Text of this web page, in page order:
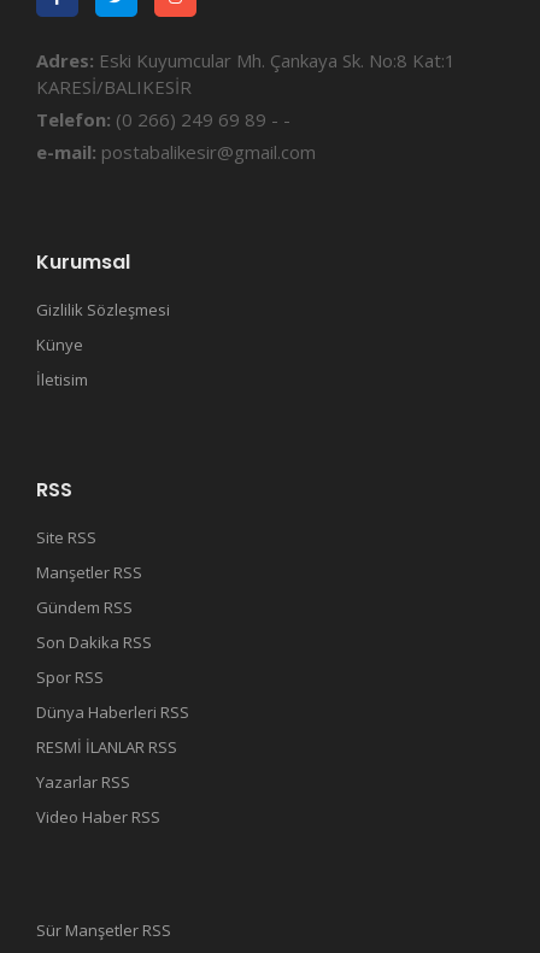
Adres: Eski Kuyumcular Mh. Çankaya Sk. No:8 Kat:1
KARESİ/BALIKESİR
Telefon: (0 266) 249 69 89 - -
e-mail: postabalikesir@gmail.com
Kurumsal
Gizlilik Sözleşmesi
Künye
İletisim
RSS
Site RSS
Manşetler RSS
Gündem RSS
Son Dakika RSS
Spor RSS
Dünya Haberleri RSS
RESMİ İLANLAR RSS
Yazarlar RSS
Video Haber RSS
Sür Manşetler RSS